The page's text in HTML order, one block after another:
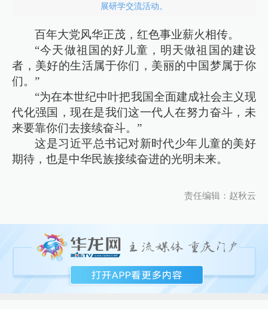
展研学交流活动。
百年大党风华正茂，红色事业薪火相传。
“今天做祖国的好儿童，明天做祖国的建设
者，美好的生活属于你们，美丽的中国梦属于你
们。”
“为在本世纪中叶把我国全面建成社会主义现
代化强国，现在是我们这一代人在努力奋斗，未
来要靠你们去接续奋斗。”
这是习近平总书记对新时代少年儿童的美好
期待，也是中华民族接续奋进的光明未来。
责任编辑：赵秋云